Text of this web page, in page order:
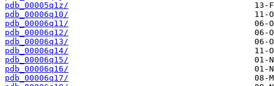
pdb_00005q1z/
pdb_00006q10/
pdb_00006q11/
pdb_00006q12/
pdb_00006q13/
pdb_00006q14/
pdb_00006q15/
pdb_00006q16/
pdb_00006q17/